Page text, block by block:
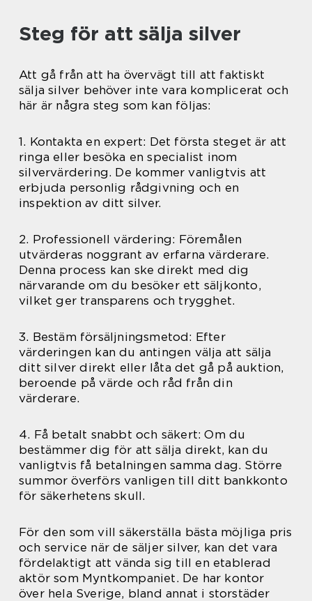
Steg för att sälja silver
Att gå från att ha övervägt till att faktiskt
sälja silver behöver inte vara komplicerat och
här är några steg som kan följas:
1. Kontakta en expert: Det första steget är att
ringa eller besöka en specialist inom
silvervärdering. De kommer vanligtvis att
erbjuda personlig rådgivning och en
inspektion av ditt silver.
2. Professionell värdering: Föremålen
utvärderas noggrant av erfarna värderare.
Denna process kan ske direkt med dig
närvarande om du besöker ett säljkonto,
vilket ger transparens och trygghet.
3. Bestäm försäljningsmetod: Efter
värderingen kan du antingen välja att sälja
ditt silver direkt eller låta det gå på auktion,
beroende på värde och råd från din
värderare.
4. Få betalt snabbt och säkert: Om du
bestämmer dig för att sälja direkt, kan du
vanligtvis få betalningen samma dag. Större
summor överförs vanligen till ditt bankkonto
för säkerhetens skull.
För den som vill säkerställa bästa möjliga pris
och service när de säljer silver, kan det vara
fördelaktigt att vända sig till en etablerad
aktör som Myntkompaniet. De har kontor
över hela Sverige, bland annat i storstäder